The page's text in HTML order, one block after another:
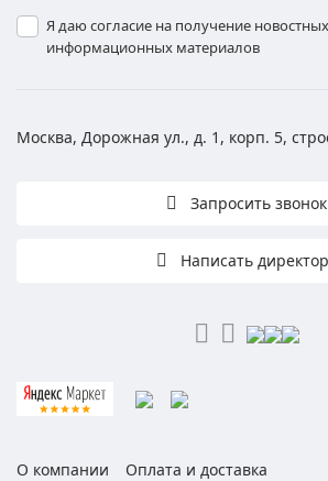
Я даю согласие на получение
информационных материалов
Москва, Дорожная ул., д. 1, корп. 5,
Запросить звонок
Написать
О компании
Оплата и доставка